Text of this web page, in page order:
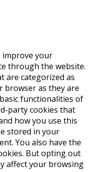
improve your
through the website.
are categorized as
browser as they are
functionalities of
party cookies that
how you use this
stored in your
You also have the
But opting out
affect your browsing